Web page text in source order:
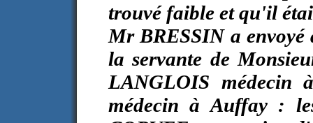
trouvé faible et qu'il
Mr BRESSIN a envoyé
la servante de
LANGLOIS médecin
médecin à Auffay :